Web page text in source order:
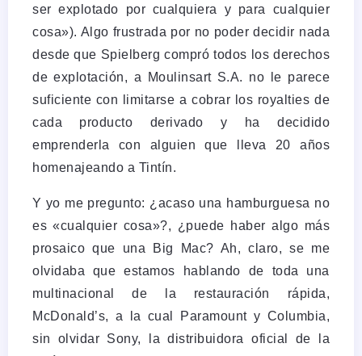
ser explotado por cualquiera y para cualquier
cosa»). Algo frustrada por no poder decidir nada
desde que Spielberg compró todos los derechos
de explotación, a Moulinsart S.A. no le parece
suficiente con limitarse a cobrar los royalties de
cada producto derivado y ha decidido
emprenderla con alguien que lleva 20 años
homenajeando a Tintín.
Y yo me pregunto: ¿acaso una hamburguesa no
es «cualquier cosa»?, ¿puede haber algo más
prosaico que una Big Mac? Ah, claro, se me
olvidaba que estamos hablando de toda una
multinacional de la restauración rápida,
McDonald’s, a la cual Paramount y Columbia,
sin olvidar Sony, la distribuidora oficial de la